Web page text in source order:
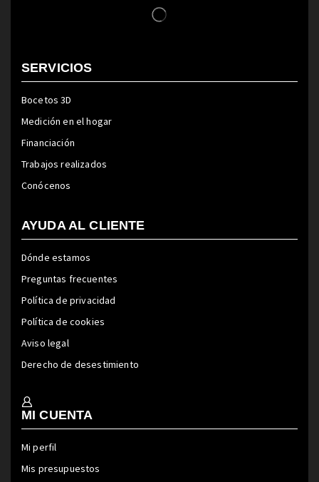
SERVICIOS
Bocetos 3D
Medición en el hogar
Financiación
Trabajos realizados
Conócenos
AYUDA AL CLIENTE
Dónde estamos
Preguntas frecuentes
Política de privacidad
Política de cookies
Aviso legal
Derecho de desestimiento
MI CUENTA
Mi perfil
Mis presupuestos